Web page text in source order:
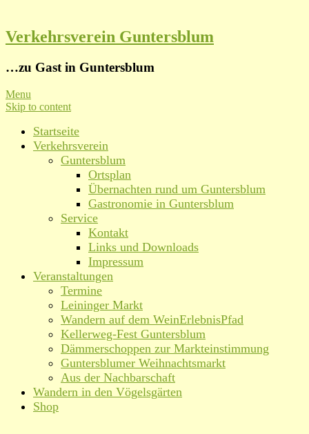
Verkehrsverein Guntersblum
…zu Gast in Guntersblum
Menu
Skip to content
Startseite
Verkehrsverein
Guntersblum
Ortsplan
Übernachten rund um Guntersblum
Gastronomie in Guntersblum
Service
Kontakt
Links und Downloads
Impressum
Veranstaltungen
Termine
Leininger Markt
Wandern auf dem WeinErlebnisPfad
Kellerweg-Fest Guntersblum
Dämmerschoppen zur Markteinstimmung
Guntersblumer Weihnachtsmarkt
Aus der Nachbarschaft
Wandern in den Vögelsgärten
Shop